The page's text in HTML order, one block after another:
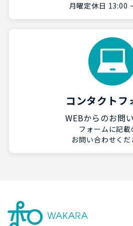
月曜定休日 13:00
コンタクトフ
WEBからのお問
フォームに記載
お問い合わせくだ